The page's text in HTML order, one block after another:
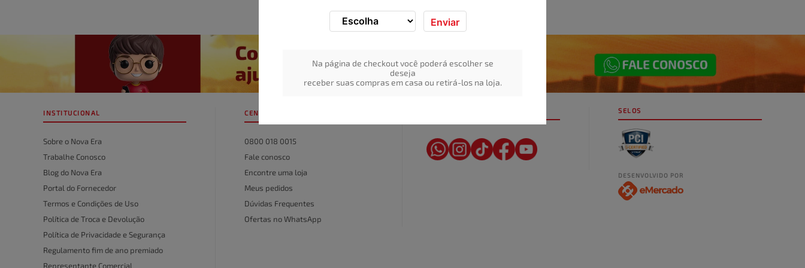
Enviar
Na página de checkout você poderá escolher se
deseja
receber suas compras em casa ou retirá-los na loja.
INSTITUCIONAL
Sobre o Nova Era
Trabalhe Conosco
Blog do Nova Era
Portal do Fornecedor
Termos e Condições de Uso
Política de Troca e Devolução
Política de Privacidade e Segurança
Regulamento fim de ano premiado
Representante Comercial
CENTRAL DE ATENDIMENTO
0800 018 0015
Fale conosco
Encontre uma loja
Meus pedidos
Dúvidas Frequentes
Ofertas no WhatsApp
SELOS
DESENVOLVIDO POR